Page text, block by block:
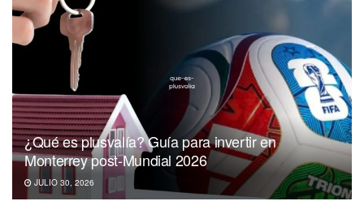
¿Qué es plusvalía? Guía para invertir en
Monterrey post-Mundial 2026
JULIO 30, 2026